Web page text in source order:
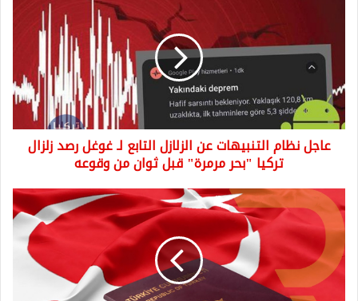
الزلازل
التابع
لـ
غوغل
رصد
زلزال
مرمرة"
قبل
ثوان
من
وقوعه
عاجل نظام التنبيهات عن الزلازل التابع لـ غوغل رصد زلزال
تركيا "بحر مرمرة" قبل ثوان من وقوعه
ارتفاع
رسوم
استصدار
جواز
السفر
في